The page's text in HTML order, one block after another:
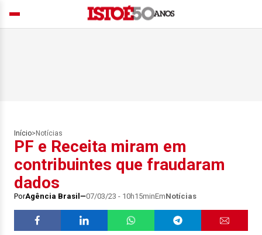
Início> Notícias
PF e Receita miram em
contribuintes que fraudaram
dados
PorAgência Brasil 07/03/23 - 10h15minEmNotícias